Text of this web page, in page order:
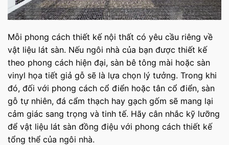
Mỗi phong cách thiết kế nội thất có yêu cầu riêng về
vật liệu lát sàn. Nếu ngôi nhà của bạn được thiết kế
theo phong cách hiện đại, sàn bê tông mài hoặc sàn
vinyl họa tiết giả gỗ sẽ là lựa chọn lý tưởng. Trong khi
đó, đối với phong cách cổ điển hoặc tân cổ điển, sàn
gỗ tự nhiên, đá cẩm thạch hay gạch gốm sẽ mang lại
cảm giác sang trọng và tinh tế. Hãy cân nhắc kỹ lưỡng
để vật liệu lát sàn đồng điệu với phong cách thiết kế
tổng thể của ngôi nhà.